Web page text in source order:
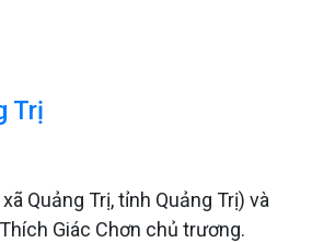
Trị
Quảng Trị, tỉnh Quảng Trị) và
Giác Chơn chủ trương.